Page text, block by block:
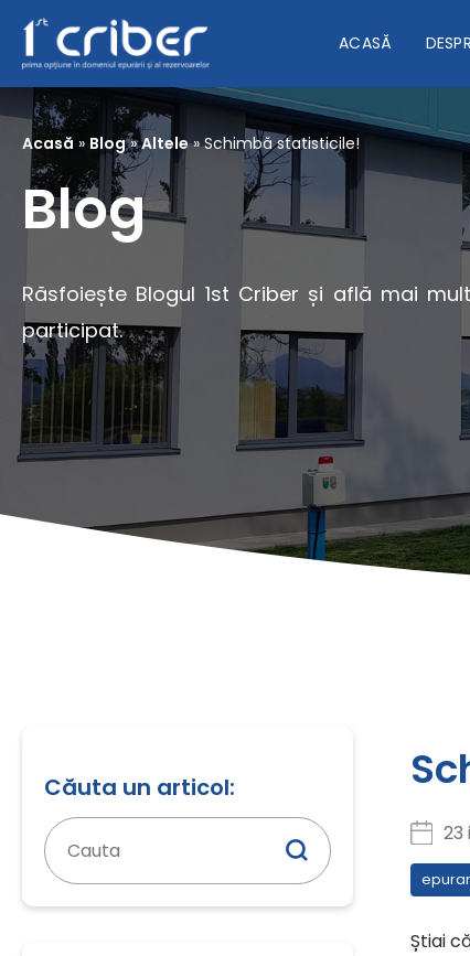
ACASĂ
Acasă » Blog»Altele»Schimbă statisticile!
Blog
Răsfoiește Blogul 1st Criber și află mai
participat.
Căuta un articol:
Caută
după:
23
Știai